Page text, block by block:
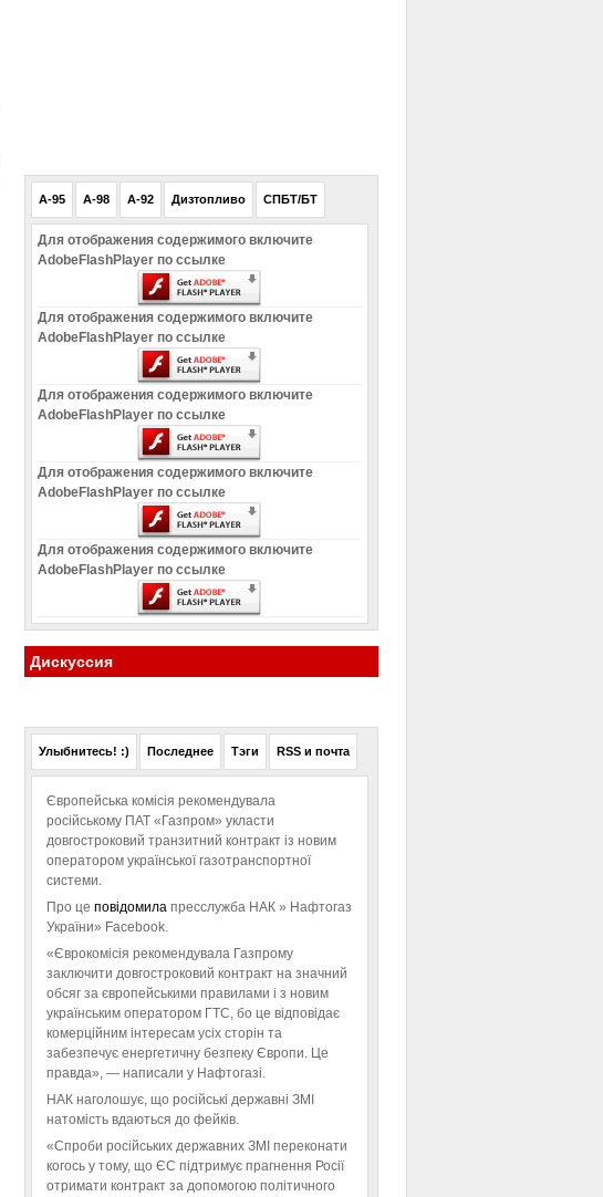
A-95 A-98 A-92 Дизтопливо СПБТ/БТ
Для отображения содержимого включите
AdobeFlashPlayer по ссылке
Для отображения содержимого включите
AdobeFlashPlayer по ссылке
Для отображения содержимого включите
AdobeFlashPlayer по ссылке
Для отображения содержимого включите
AdobeFlashPlayer по ссылке
Для отображения содержимого включите
AdobeFlashPlayer по ссылке
Дискуссия
Улыбнитесь! :) Последнее Тэги RSS и почта
Європейська комісія рекомендувала
російському ПАТ «Газпром» укласти
довгостроковий транзитний контракт із новим
оператором української газотранспортної
системи.
Про це повідомила пресслужба НАК » Нафтогаз
України» Facebook.
«Єврокомісія рекомендувала Газпрому
заключити довгостроковий контракт на значний
обсяг за європейськими правилами і з новим
українським оператором ГТС, бо це відповідає
комерційним інтересам усіх сторін та
забезпечує енергетичну безпеку Європи. Це
правда», — написали у Нафтогазі.
НАК наголошує, що російські державні ЗМІ
натомість вдаються до фейків.
«Спроби російських державних ЗМІ переконати
когось у тому, що ЄС підтримує прагнення Росії
отримати контракт за допомогою політичного